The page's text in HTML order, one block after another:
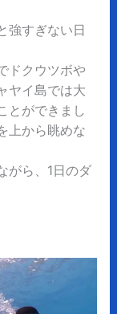
強すぎない日
ドクウツボや
ヤイ島では大
とができまし
上から眺めな
がら、1日のダ